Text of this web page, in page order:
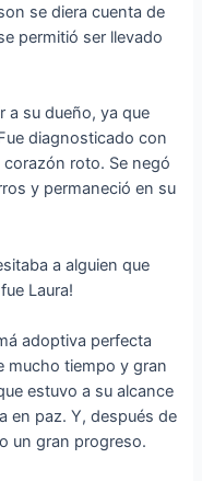
se diera cuenta de
permitió ser llevado
a su dueño, ya que
diagnosticado con
roto. Se negó
y permaneció en su
a alguien que
Laura!
adoptiva perfecta
mucho tiempo y gran
estuvo a su alcance
en paz. Y, después de
un gran progreso.